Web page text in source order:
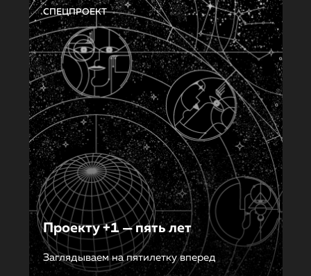
СПЕЦПРОЕКТ
Проекту +1 — пять лет
Заглядываем на пятилетку вперед